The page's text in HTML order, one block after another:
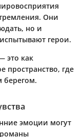
Они
но и
герои.
это как
пространство, где
берегом.
эмоции могут